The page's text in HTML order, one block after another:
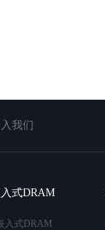
我们
式DRAM
入式DRAM